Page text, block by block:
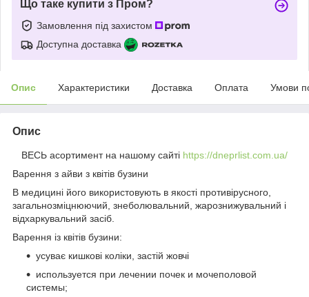
Що таке купити з Пром?
Замовлення під захистом
Доступна доставка
Опис Характеристики Доставка Оплата Умови
Опис
ВЕСЬ асортимент на нашому сайті https://dneprlist.com.ua/
Варення з айви з квітів бузини
В медицині його використовують в якості противірусного,
загальнозміцнюючий, знеболювальний, жарознижувальний і
відхаркувальний засіб.
Варення із квітів бузини:
усуває кишкові коліки, застій жовчі
используется при лечении почек и мочеполовой
системы;